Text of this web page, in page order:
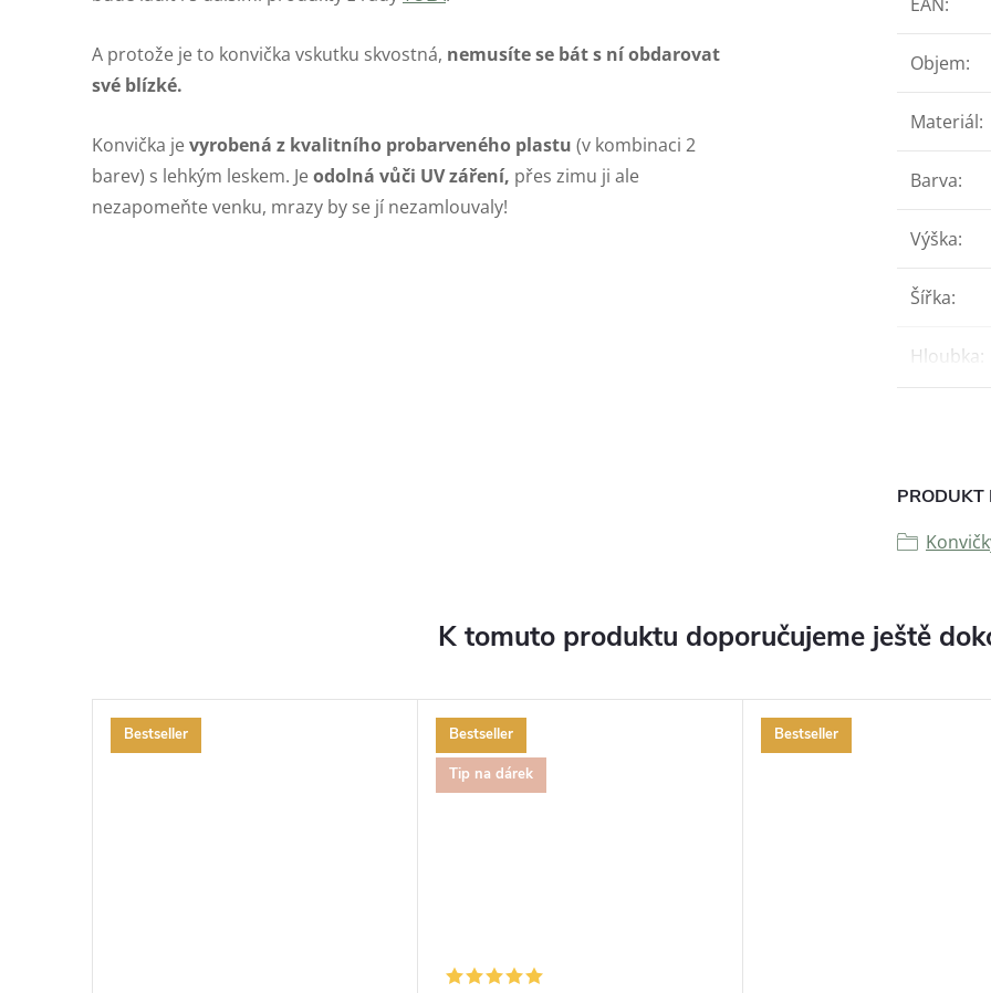
A protože je to konvička vskutku skvostná, nemusíte se bát s ní obdarovat
své blízké.
Konvička jevyrobená z kvalitního probarveného plastu (v kombinaci 2
barev) s lehkým leskem. Jeodolná vůči UV záření, přes zimu ji ale
nezapomeňte venku, mrazy by se jí nezamlouvaly!
Objem:
Materiál:
Barva:
Výška:
Šířka:
Hloubka:
PRODUKT
K tomuto produktu doporučujeme ještě
Bestseller
Bestseller
Tip na dárek
Bestseller